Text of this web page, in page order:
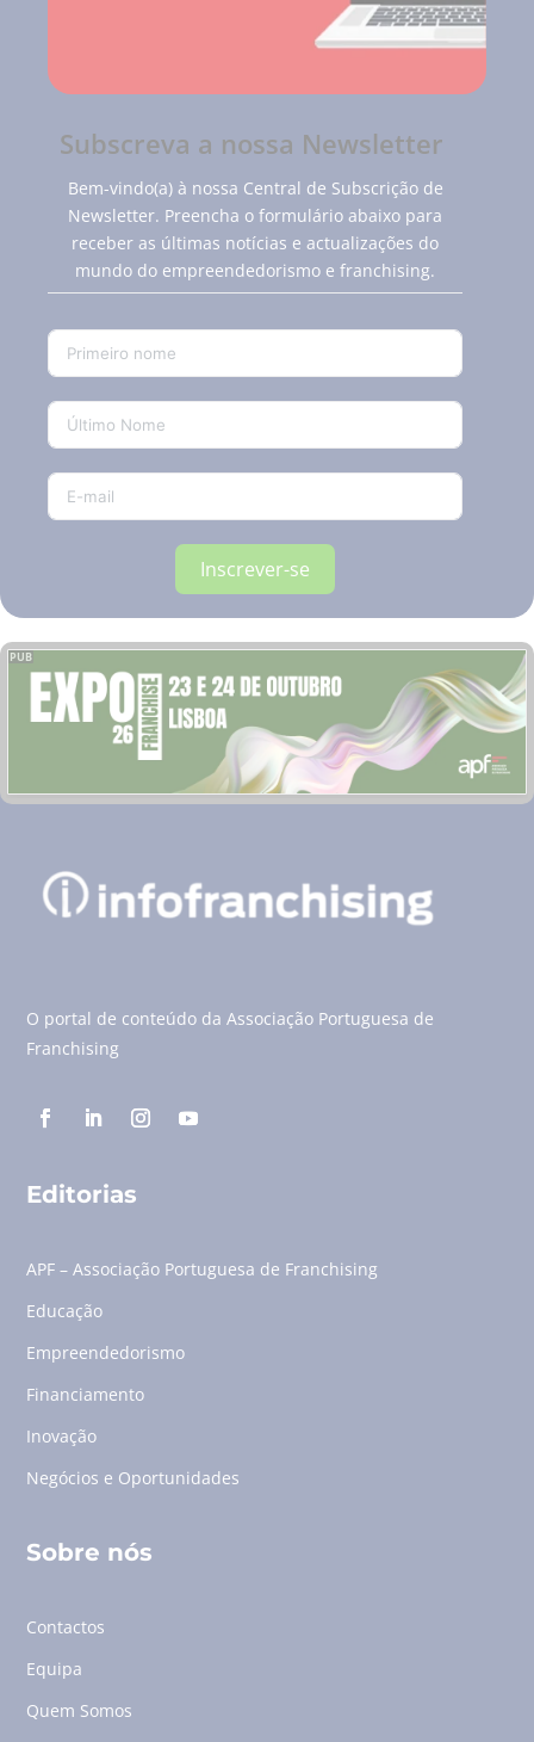
Subscreva a nossa Newsletter
Bem-vindo(a) à nossa Central de Subscrição de
Newsletter. Preencha o formulário abaixo para
receber as últimas notícias e actualizações do
mundo do empreendedorismo e franchising.
Inscrever-se
PUB
O portal de conteúdo da Associação Portuguesa de
Franchising
Editorias
APF – Associação Portuguesa de Franchising
Educação
Empreendedorismo
Financiamento
Inovação
Negócios e Oportunidades
Sobre nós
Contactos
Equipa
Quem Somos